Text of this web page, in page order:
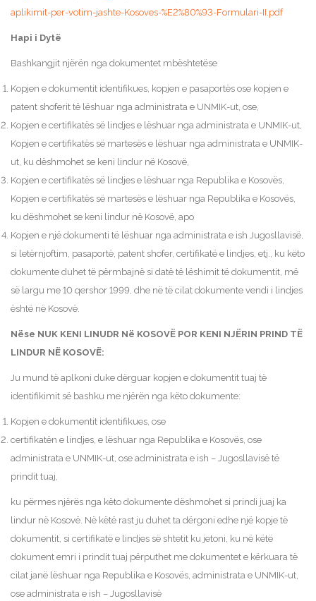
aplikimit-per-votim-jashte-Kosoves-%E2%80%93-Formulari-II.pdf
Hapi i Dytë
Bashkangjit njërën nga dokumentet mbështetëse
Kopjen e dokumentit identifikues, kopjen e pasaportës ose kopjen e
patent shoferit të lëshuar nga administrata e UNMIK-ut, ose,
Kopjen e certifikatës së lindjes e lëshuar nga administrata e UNMIK-ut,
Kopjen e certifikatës së martesës e lëshuar nga administrata e UNMIK-
ut, ku dëshmohet se keni lindur në Kosovë,
Kopjen e certifikatës së lindjes e lëshuar nga Republika e Kosovës,
Kopjen e certifikatës së martesës e lëshuar nga Republika e Kosovës,
ku dëshmohet se keni lindur në Kosovë, apo
Kopjen e një dokumenti të lëshuar nga administrata e ish Jugosllavisë,
si letërnjoftim, pasaportë, patent shofer, certifikatë e lindjes, etj., ku këto
dokumente duhet të përmbajnë si datë të lëshimit të dokumentit, më
së largu me 10 qershor 1999, dhe në të cilat dokumente vendi i lindjes
është në Kosovë.
Nëse NUK KENI LINUDR Në KOSOVË POR KENI NJËRIN PRIND TË
LINDUR NË KOSOVË:
Ju mund të aplkoni duke dërguar kopjen e dokumentit tuaj të
identifikimit së bashku me njërën nga këto dokumente:
Kopjen e dokumentit identifikues, ose
certifikatën e lindjes, e lëshuar nga Republika e Kosovës, ose
administrata e UNMIK-ut, ose administrata e ish – Jugosllavisë të
prindit tuaj,
ku përmes njërës nga këto dokumente dëshmohet si prindi juaj ka
lindur në Kosovë. Në këtë rast ju duhet ta dërgoni edhe një kopje të
dokumentit, si certifikatë e lindjes së shtetit ku jetoni, ku në këtë
dokument emri i prindit tuaj përputhet me dokumentet e kërkuara të
cilat janë lëshuar nga Republika e Kosovës, administrata e UNMIK-ut,
ose administrata e ish – Jugosllavisë